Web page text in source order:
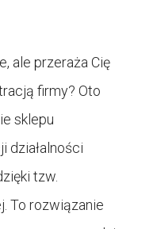
ale przeraża Cię
firmy? Oto
sklepu
działalności
tzw.
To rozwiązanie